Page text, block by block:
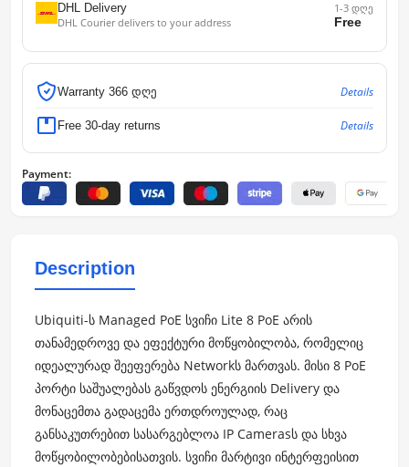
DHL Delivery
DHL Courier delivers to your address
1-3 დღე
Free
Warranty 366 დღე Details
Free 30-day returns Details
Payment:
Description
Ubiquiti-ს Managed PoE სვიჩი Lite 8 PoE არის
თანამედროვე და ეფექტური მოწყობილობა, რომელიც
იდეალურად შეეფერება Networkს მართვას. მისი 8 PoE
პორტი საშუალებას გაწვდოს ენერგიის Delivery და
მონაცემთა გადაცემა ერთდროულად, რაც
განსაკუთრებით სასარგებლოა IP Camerasს და სხვა
მოწყობილობებისათვის. სვიჩი მარტივი ინტერფეისით